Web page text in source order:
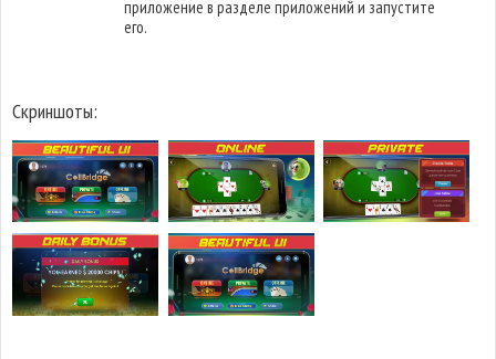
приложение в разделе приложений и запустите
его.
Скриншоты: